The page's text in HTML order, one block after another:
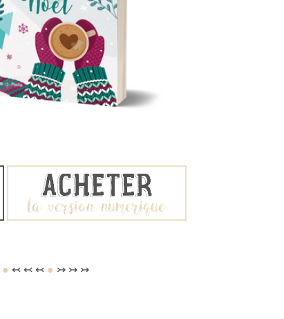
● ↢ ↢ ↢ ● ↣ ↣ ↣